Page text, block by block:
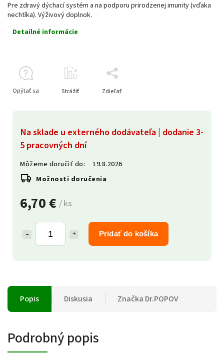
6,70 € / ks
Pridať do košíka
Na sklade u externého dodávateľa | dodanie 3-
5 pracovných dní
Môžeme doručiť do:
19.8.2026
Možnosti doručenia
Pre zdravý dýchací systém a na podporu prirodzenej imunity (vďaka
nechtíka). Výživový doplnok.
Detailné informácie
Opýtať sa Strážiť Zdieľať
Popis Diskusia Značka Dr.POPOV
Podrobný popis